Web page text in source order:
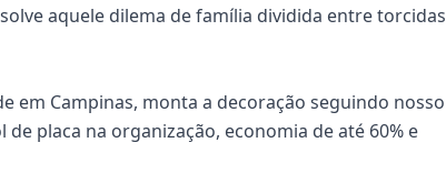
aquele dilema de família dividida entre torcidas
em Campinas, monta a decoração seguindo nosso
placa na organização, economia de até 60% e